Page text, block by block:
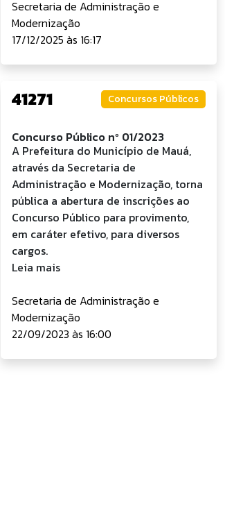
Secretaria de Administração e
Modernização
17/12/2025 às 16:17
41271 Concursos Públicos
Concurso Público nº 01/2023
A Prefeitura do Município de Mauá,
através da Secretaria de
Administração e Modernização, torna
pública a abertura de inscrições ao
Concurso Público para provimento,
em caráter efetivo, para diversos
cargos.
Leia mais
Secretaria de Administração e
Modernização
22/09/2023 às 16:00